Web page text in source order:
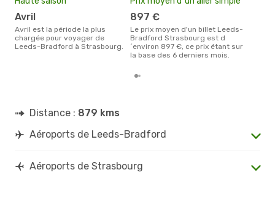
avril
avril est la période la plus
chargée pour voyager de
Leeds-Bradford à Strasbourg.
897 €
Le prix moyen d'un billet Leeds-
Bradford Strasbourg est d
´environ 897 €, ce prix étant sur
la base des 6 derniers mois.
Distance : 879 kms
Aéroports de Leeds-Bradford
Aéroports de Strasbourg